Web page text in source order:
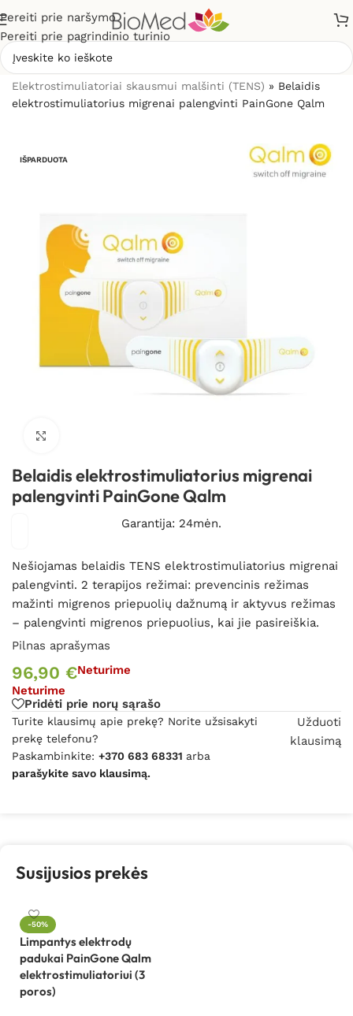
Pereiti prie naršymo
Pereiti prie pagrindinio turinio
Elektrostimuliatoriai skausmui malšinti (TENS) » Belaidis
elektrostimuliatorius migrenai palengvinti PainGone Qalm
IŠPARDUOTA
Belaidis elektrostimuliatorius migrenai
palengvinti PainGone Qalm
Garantija: 24mėn.
Nešiojamas belaidis TENS elektrostimuliatorius migrenai
palengvinti. 2 terapijos režimai: prevencinis režimas
mažinti migrenos priepuolių dažnumą ir aktyvus režimas
– palengvinti migrenos priepuolius, kai jie pasireiškia.
Pilnas aprašymas
96,90 €Neturime
Neturime
Pridėti prie norų sąrašo
Turite klausimų apie prekę? Norite užsisakyti
prekę telefonu?
Paskambinkite: +370 683 68331 arba
parašykite savo klausimą.
Užduoti
klausimą
Susijusios prekės
-50%
Limpantys elektrodų
padukai PainGone Qalm
elektrostimuliatoriui (3
poros)